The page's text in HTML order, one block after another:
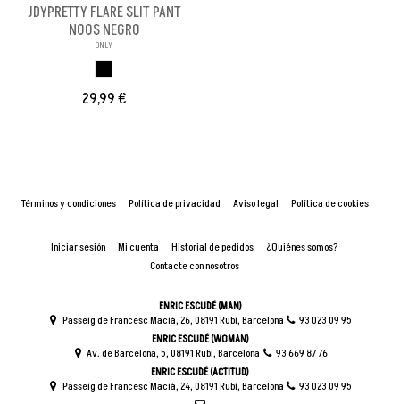
JDYPRETTY FLARE SLIT PANT
NOOS NEGRO
ONLY
29,99 €
Términos y condiciones Política de privacidad Aviso legal Política de cookies
Iniciar sesión Mi cuenta Historial de pedidos
¿Quiénes somos?
Contacte con nosotros
ENRIC ESCUDÉ (MAN)
Passeig de Francesc Macià, 26, 08191 Rubí, Barcelona
93 023 09 95
ENRIC ESCUDÉ (WOMAN)
Av. de Barcelona, 5, 08191 Rubí, Barcelona
93 669 87 76
ENRIC ESCUDÉ (ACTITUD)
Passeig de Francesc Macià, 24, 08191 Rubí, Barcelona
93 023 09 95